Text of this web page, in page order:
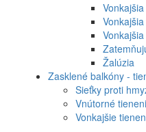
Žalúzia
Zasklené balkóny -
Sieťky proti
Vnútorné
Vonkajšie